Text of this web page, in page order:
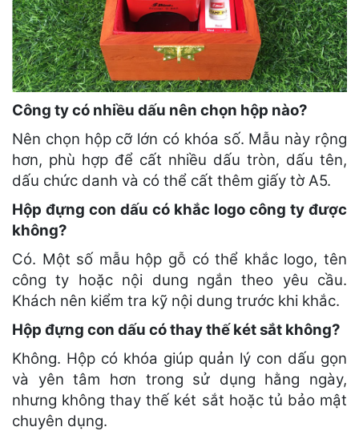
Công ty có nhiều dấu nên chọn hộp nào?
Nên chọn hộp cỡ lớn có khóa số. Mẫu này rộng
hơn, phù hợp để cất nhiều dấu tròn, dấu tên,
dấu chức danh và có thể cất thêm giấy tờ A5.
Hộp đựng con dấu có khắc logo công ty được
không?
Có. Một số mẫu hộp gỗ có thể khắc logo, tên
công ty hoặc nội dung ngắn theo yêu cầu.
Khách nên kiểm tra kỹ nội dung trước khi khắc.
Hộp đựng con dấu có thay thế két sắt không?
Không. Hộp có khóa giúp quản lý con dấu gọn
và yên tâm hơn trong sử dụng hằng ngày,
nhưng không thay thế két sắt hoặc tủ bảo mật
chuyên dụng.